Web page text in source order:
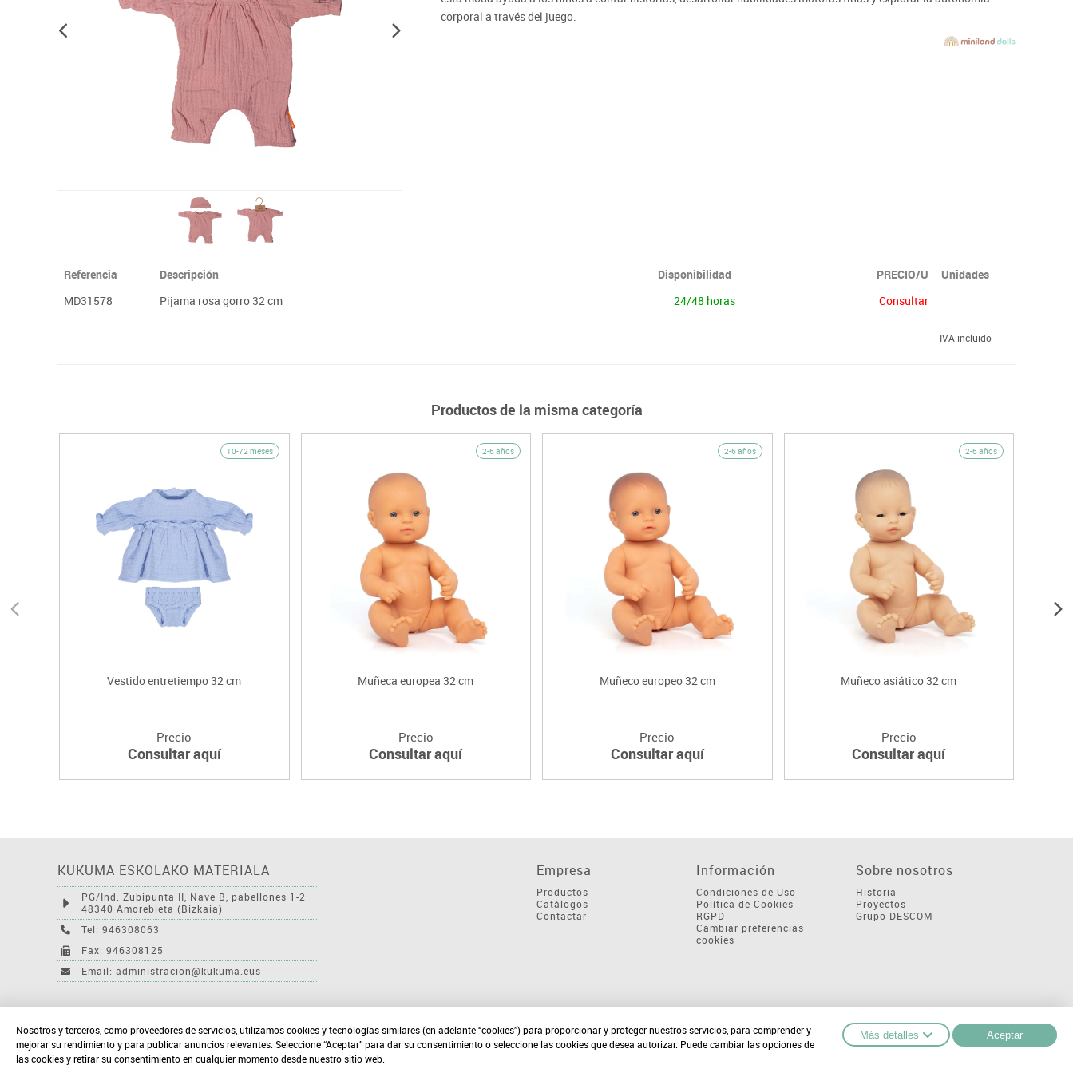
Plastifica, encuaderna, destruye
Lenguaje & idiomas
corporal a través del juego.
Referencia Descripción Disponibilidad PRECIO/U
Unidades
MD31578
Pijama rosa gorro 32 cm 24/48 horas Consultar
IVA incluido
Productos de la misma categoría
10-72 meses
Vestido entretiempo 32 cm
Precio
Consultar aquí
2-6 años
Muñeca europea 32 cm
Precio
Consultar aquí
2-6 años
Muñeco europeo 32 cm
Precio
Consultar aquí
2-6 años
Muñeco asiático 32 cm
Precio
Consultar aquí
KUKUMA ESKOLAKO MATERIALA
PG/Ind. Zubipunta II, Nave B, pabellones 1-2
48340 Amorebieta (Bizkaia)
Tel: 946308063
Fax: 946308125
Email: administracion@kukuma.eus
Empresa
Productos
Catálogos
Contactar
Información
Condiciones de Uso
Política de Cookies
RGPD
Cambiar preferencias
cookies
Sobre nosotros
Historia
Proyectos
Grupo DESCOM
Nosotros y terceros, como proveedores de servicios, utilizamos cookies y tecnologías similares (en adelante “cookies”) para proporcionar y proteger nuestros servicios, para comprender y
mejorar su rendimiento y para publicar anuncios relevantes. Seleccione “Aceptar” para dar su consentimiento o seleccione las cookies que desea autorizar. Puede cambiar las opciones de
las cookies y retirar su consentimiento en cualquier momento desde nuestro sitio web.
Más detalles Aceptar